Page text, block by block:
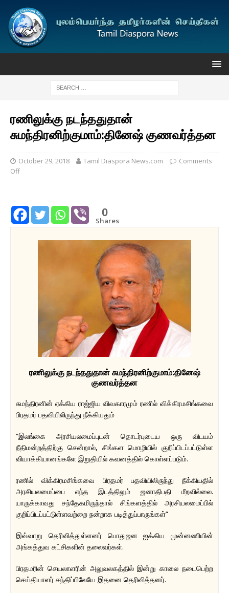
ரணிலுக்கு நடந்ததுதான்
சுமந்திரனிற்குமாம்:தினேஷ் குணவர்த்தன
October 29, 2018 Tamil Diaspora News.com
Comments
Off
0
Shares
ரணிலுக்கு நடந்ததுதான் சுமந்திரனிற்குமாம்:தினேஷ்
குணவர்த்தன
சுமந்திரனின் ஏக்கிய ராஜ்ஜிய விவகாரமும் ரணில் விக்கிரமசிங்கவை
பிரதமர் பதவியிலிருந்து நீக்கியதும்
“இலங்கை அரசியலமைப்புடன் தொடர்புடைய ஒரு விடயம்
நீதிமன்றத்திற்கு சென்றால், சிங்கள மொழியில் குறிப்பிடப்பட்டுள்ள
வியாக்கியானங்களே இறுதியில் கவனத்தில் கொள்ளப்படும்.
ரணில் விக்கிரமசிங்கவை பிரதமர் பதவியிலிருந்து நீக்கியதில்
அரசியலமைப்பை எந்த இடத்திலும் ஜனாதிபதி மீறவில்லை.
யாருக்காவது சந்தேகமிருந்தால் சிங்களத்தில் அரசியலமைப்பில்
குறிப்பிடப்பட்டுள்ளவற்றை நன்றாக படித்துப்பாருங்கள்“
இவ்வாறு தெரிவித்துள்ளனர் பொதுஜன ஐக்கிய முன்னணியின்
அங்கத்துவ கட்சிகளின் தலைவர்கள்.
பிரதமரின் செயலாளரின் அலுவலகத்தில் இன்று காலை நடைபெற்ற
செய்தியாளர் சந்திப்பிலேயே இதனை தெரிவித்தனர்.